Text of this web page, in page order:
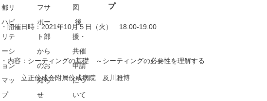
・開催日時：2021年10月５日（火） 18:00-19:00
・内容：シーティングの基礎 ～シーティングの必要性を理解する
立正佼成会附属佼成病院 及川雅博
都リ
ハビ
リテ
ーシ
ョン
マッ
プ
フサ
ポー
ト部
から
のお
知ら
せ
図
後
援・
共催
申請
につ
いて
プ